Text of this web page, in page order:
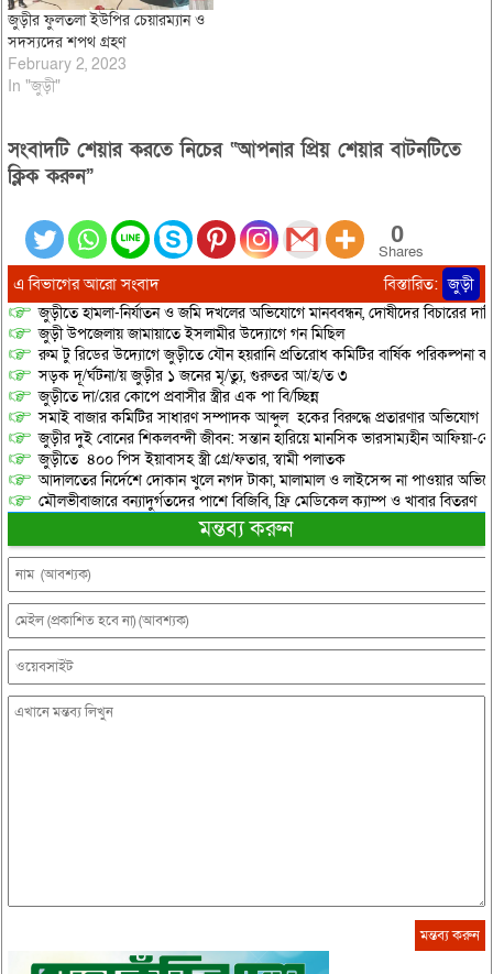
জুড়ীর ফুলতলা ইউপির চেয়ারম্যান ও
সদস্যদের শপথ গ্রহণ
February 2, 2023
In "জুড়ী"
সংবাদটি শেয়ার করতে নিচের “আপনার প্রিয় শেয়ার বাটনটিতে
ক্লিক করুন”
0
Shares
এ বিভাগের আরো সংবাদ বিস্তারিত: জুড়ী
জুড়ীতে হামলা-নির্যাতন ও জমি দখলের অভিযোগে মানববন্ধন, দোষীদের বিচারের দাবি
জুড়ী উপজেলায় জামায়াতে ইসলামীর উদ্যোগে গন মিছিল
রুম টু রিডের উদ্যোগে জুড়ীতে যৌন হয়রানি প্রতিরোধ কমিটির বার্ষিক পরিকল্পনা
সড়ক দূ/র্ঘটনা/য় জুড়ীর ১ জনের মৃ/ত্যু, গুরুতর আ/হ/ত ৩
জুড়ীতে দা/য়ের কোপে প্রবাসীর স্ত্রীর এক পা বি/চ্ছিন্ন
সমাই বাজার কমিটির সাধারণ সম্পাদক আব্দুল হকের বিরুদ্ধে প্রতারণার অভিযোগ
জুড়ীর দুই বোনের শিকলবন্দী জীবন: সন্তান হারিয়ে মানসিক ভারসাম্যহীন আফিয়া-
জুড়ীতে ৪০০ পিস ইয়াবাসহ স্ত্রী গ্রে/ফতার, স্বামী পলাতক
আদালতের নির্দেশে দোকান খুলে নগদ টাকা, মালামাল ও লাইসেন্স না পাওয়ার
মৌলভীবাজারে বন্যাদুর্গতদের পাশে বিজিবি, ফ্রি মেডিকেল ক্যাম্প ও খাবার বিতরণ
মন্তব্য করুন